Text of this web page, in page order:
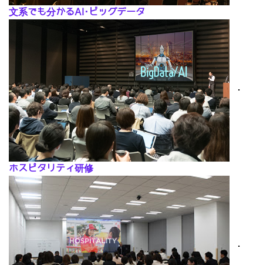
文系でも分かるAI･ビッグデータ
･
ホスピタリティ研修
･